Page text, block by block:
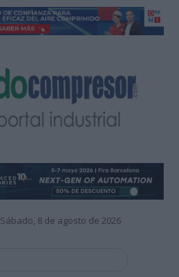
Sábado, 8 de agosto de 2026